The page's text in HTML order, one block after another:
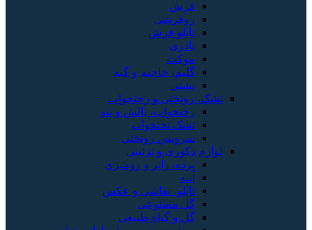
فرش
روفرشی
تابلو فرش
پادری
موکت
گلیم، جاجیم و گبه
پشتی
تشک، روتختی و رختخواب
رختخواب، بالش و پتو
تشک تختخواب
سرویس روتختی
لوازم دکوری و تزئینی
پرده، رانر و رومیزی
آینه
تابلو، نقاشی و عکس
گل مصنوعی
گل و گیاه طبیعی